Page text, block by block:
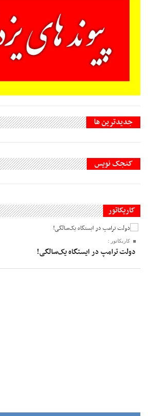
جديدترين ها
کنجک نویس
کاریکاتور
کاریکاتور :
دولت ترامپ در ایستگاه یک‌سالگی!